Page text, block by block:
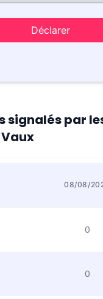
Déclarer
signalés par
08/08/
0
0